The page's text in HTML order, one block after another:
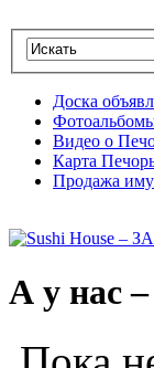
Доска
Видео о
Карта
Продажа
А у нас